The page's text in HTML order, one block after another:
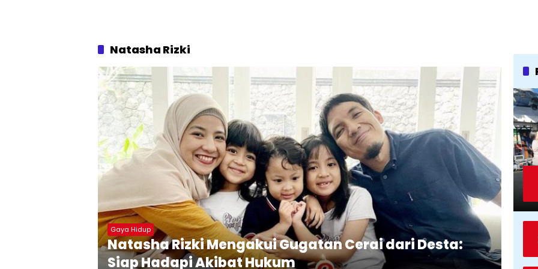
Natasha Rizki
Gaya Hidup
Natasha Rizki Mengakui Gugatan Cerai dari Desta:
Siap Hadapi Akibat Hukum